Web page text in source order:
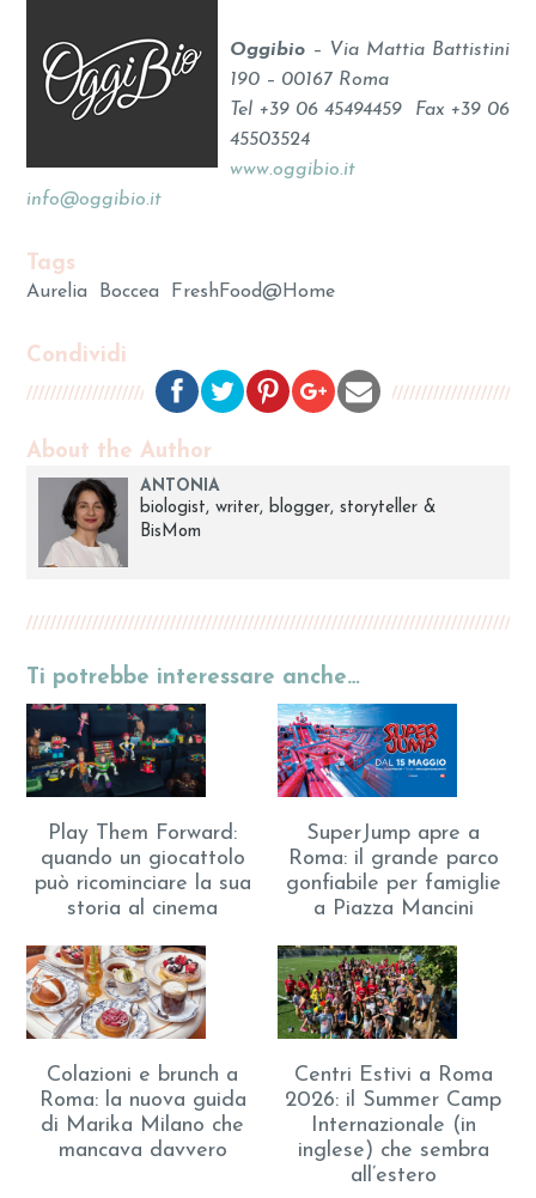
Oggibio – Via Mattia Battistini
190 – 00167 Roma
Tel +39 06 45494459 Fax +39 06
45503524
www.oggibio.it
info@oggibio.it
Tags
Aurelia Boccea FreshFood@Home
Condividi
About the Author
ANTONIA
biologist, writer, blogger, storyteller &
BisMom
Ti potrebbe interessare anche…
Play Them Forward:
quando un giocattolo
può ricominciare la sua
storia al cinema
SuperJump apre a
Roma: il grande parco
gonfiabile per famiglie
a Piazza Mancini
Colazioni e brunch a
Roma: la nuova guida
di Marika Milano che
mancava davvero
Centri Estivi a Roma
2026: il Summer Camp
Internazionale (in
inglese) che sembra
all’estero